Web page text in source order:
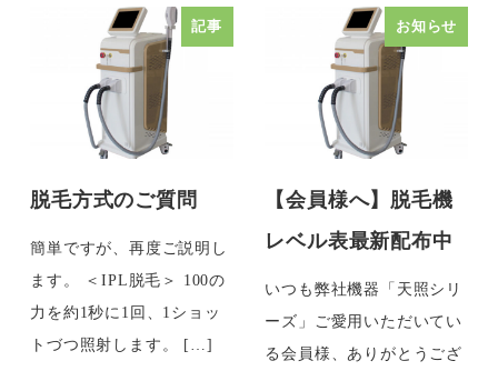
記事
脱毛方式のご質問
簡単ですが、再度ご説明し
ます。 ＜IPL脱毛＞ 100の
力を約1秒に1回、1ショッ
トづつ照射します。 […]
お知らせ
【会員様へ】脱毛機
レベル表最新配布中
いつも弊社機器「天照シリ
ーズ」ご愛用いただいてい
る会員様、ありがとうござ